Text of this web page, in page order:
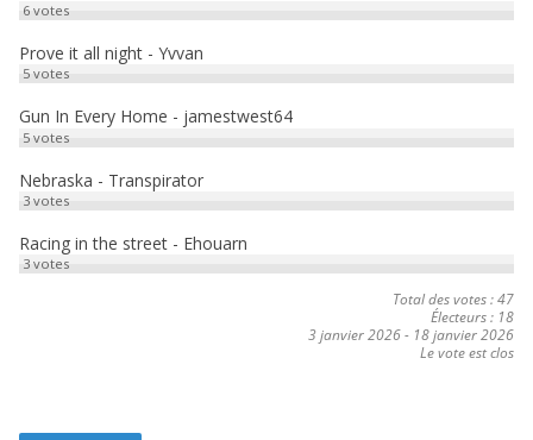
6votes
Prove it all night - Yvvan
5votes
Gun In Every Home - jamestwest64
5votes
Nebraska - Transpirator
3votes
Racing in the street - Ehouarn
3votes
Total des votes : 47
Électeurs : 18
3 janvier 2026- 18 janvier 2026
Le vote est clos